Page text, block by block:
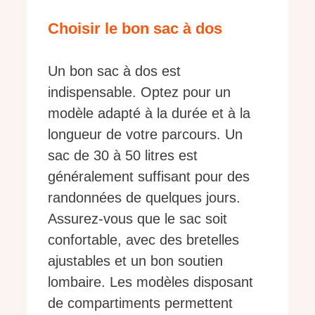
Choisir le bon sac à dos
Un bon sac à dos est
indispensable. Optez pour un
modèle adapté à la durée et à la
longueur de votre parcours. Un
sac de 30 à 50 litres est
généralement suffisant pour des
randonnées de quelques jours.
Assurez-vous que le sac soit
confortable, avec des bretelles
ajustables et un bon soutien
lombaire. Les modèles disposant
de compartiments permettent